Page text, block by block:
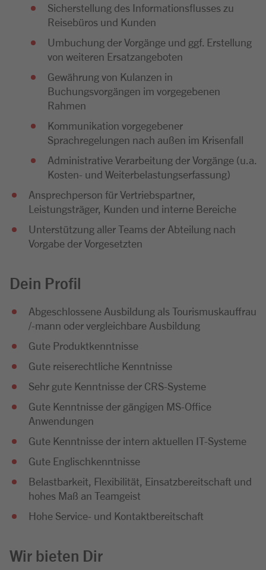
Sicherstellung des Informationsflusses zu
Reisebüros und Kunden
Umbuchung der Vorgänge und ggf. Erstellung
von weiteren Ersatzangeboten
Gewährung von Kulanzen in
Buchungsvorgängen im vorgegebenen
Rahmen
Kommunikation vorgegebener
Sprachregelungen nach außen im Krisenfall
Administrative Verarbeitung der Vorgänge (u.a.
Kosten- und Weiterbelastungserfassung)
Ansprechperson für Vertriebspartner,
Leistungsträger, Kunden und interne Bereiche
Unterstützung aller Teams der Abteilung nach
Vorgabe der Vorgesetzten
Dein Profil
Abgeschlossene Ausbildung als Tourismuskauffrau
/-mann oder vergleichbare Ausbildung
Gute Produktkenntnisse
Gute reiserechtliche Kenntnisse
Sehr gute Kenntnisse der CRS-Systeme
Gute Kenntnisse der gängigen MS-Office
Anwendungen
Gute Kenntnisse der intern aktuellen IT-Systeme
Gute Englischkenntnisse
Belastbarkeit, Flexibilität, Einsatzbereitschaft und
hohes Maß an Teamgeist
Hohe Service- und Kontaktbereitschaft
Wir bieten Dir